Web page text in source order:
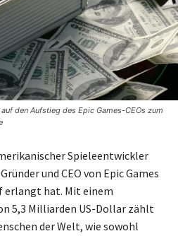
den Aufstieg des Epic Games-CEOs zum
Spieleentwickler
und CEO von Epic Games
erlangt hat. Mit einem
5,3 Milliarden US-Dollar zählt
der Welt, wie sowohl